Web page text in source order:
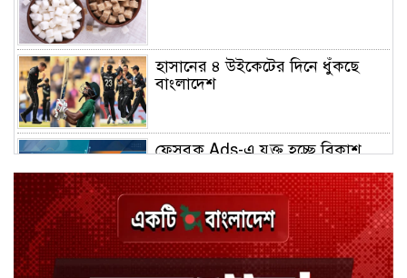
হাসানের ৪ উইকেটের দিনে ধুঁকছে
বাংলাদেশ
ফেসবুক Ads-এ যুক্ত হচ্ছে বিকাশ
বিয়ে ভাঙার গুঞ্জনে মুখ খুললেন রণজয়